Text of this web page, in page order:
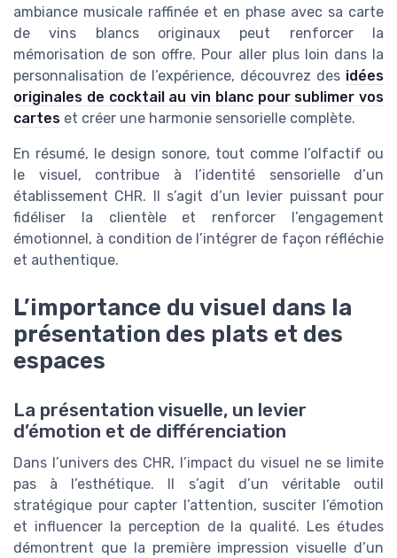
ambiance musicale raffinée et en phase avec sa carte
de vins blancs originaux peut renforcer la
mémorisation de son offre. Pour aller plus loin dans la
personnalisation de l’expérience, découvrez des idées
originales de cocktail au vin blanc pour sublimer vos
cartes et créer une harmonie sensorielle complète.
En résumé, le design sonore, tout comme l’olfactif ou
le visuel, contribue à l’identité sensorielle d’un
établissement CHR. Il s’agit d’un levier puissant pour
fidéliser la clientèle et renforcer l’engagement
émotionnel, à condition de l’intégrer de façon réfléchie
et authentique.
L’importance du visuel dans la
présentation des plats et des
espaces
La présentation visuelle, un levier
d’émotion et de différenciation
Dans l’univers des CHR, l’impact du visuel ne se limite
pas à l’esthétique. Il s’agit d’un véritable outil
stratégique pour capter l’attention, susciter l’émotion
et influencer la perception de la qualité. Les études
démontrent que la première impression visuelle d’un